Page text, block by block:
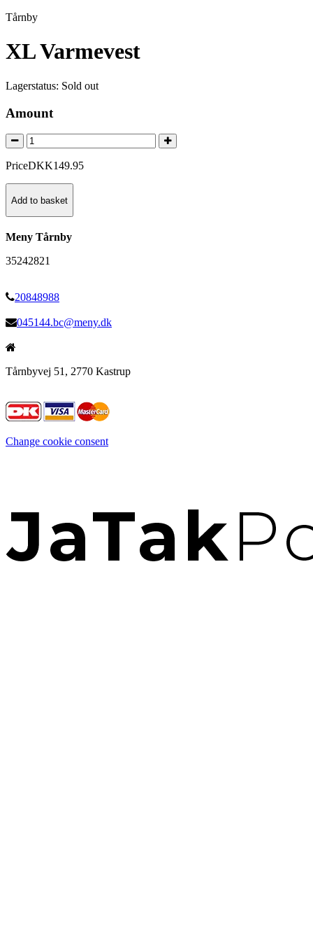
Tårnby
XL Varmevest
Lagerstatus: Sold out
Amount
PriceDKK149.95
Add to basket
Meny Tårnby
35242821
20848988
045144.bc@meny.dk
Tårnbyvej 51, 2770 Kastrup
Change cookie consent